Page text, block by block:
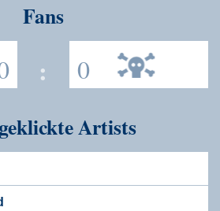
Fans
: 0
Artists